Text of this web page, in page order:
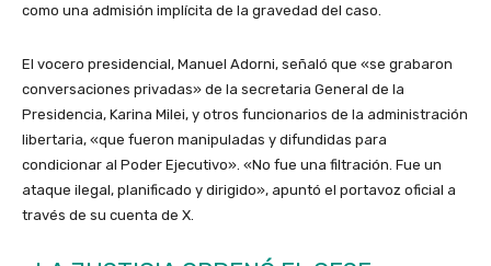
como una admisión implícita de la gravedad del caso.
El vocero presidencial, Manuel Adorni, señaló que «se grabaron
conversaciones privadas» de la secretaria General de la
Presidencia, Karina Milei, y otros funcionarios de la administración
libertaria, «que fueron manipuladas y difundidas para
condicionar al Poder Ejecutivo». «No fue una filtración. Fue un
ataque ilegal, planificado y dirigido», apuntó el portavoz oficial a
través de su cuenta de X.